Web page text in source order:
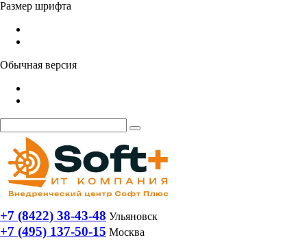
Размер шрифта
Обычная версия
+7 (8422) 38-43-48 Ульяновск
+7 (495) 137-50-15 Москва